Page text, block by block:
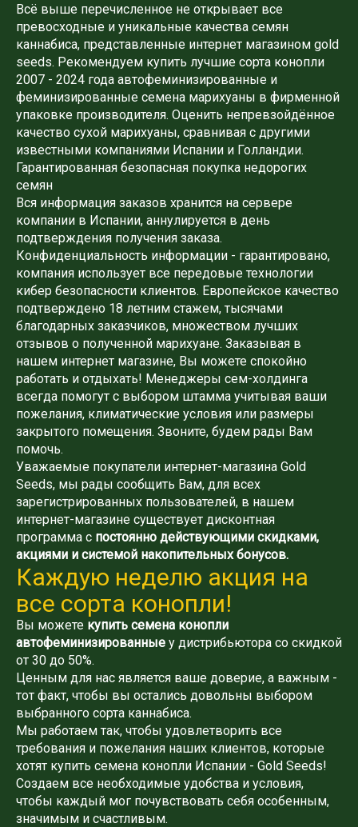
Всё выше перечисленное не открывает все
превосходные и уникальные качества семян
каннабиса, представленные интернет магазином gold
seeds. Рекомендуем купить лучшие сорта конопли
2007 - 2024 года автофеминизированные и
феминизированные семена марихуаны в фирменной
упаковке производителя. Оценить непревзойдённое
качество сухой марихуаны, сравнивая с другими
известными компаниями Испании и Голландии.
Гарантированная безопасная покупка недорогих
семян
Вся информация заказов хранится на сервере
компании в Испании, аннулируется в день
подтверждения получения заказа.
Конфиденциальность информации - гарантировано,
компания использует все передовые технологии
кибер безопасности клиентов. Европейское качество
подтверждено 18 летним стажем, тысячами
благодарных заказчиков, множеством лучших
отзывов о полученной марихуане. Заказывая в
нашем интернет магазине, Вы можете спокойно
работать и отдыхать! Менеджеры сем-холдинга
всегда помогут с выбором штамма учитывая ваши
пожелания, климатические условия или размеры
закрытого помещения. Звоните, будем рады Вам
помочь.
Уважаемые покупатели интернет-магазина Gold
Seeds, мы рады сообщить Вам, для всех
зарегистрированных пользователей, в нашем
интернет-магазине существует дисконтная
программа с постоянно действующими скидками,
акциями и системой накопительных бонусов.
Каждую неделю акция на
все сорта конопли!
Вы можете купить семена конопли
автофеминизированные у дистрибьютора со скидкой
от 30 до 50%.
Ценным для нас является ваше доверие, а важным -
тот факт, чтобы вы остались довольны выбором
выбранного сорта каннабиса.
Мы работаем так, чтобы удовлетворить все
требования и пожелания наших клиентов, которые
хотят купить семена конопли Испании - Gold Seeds!
Создаем все необходимые удобства и условия,
чтобы каждый мог почувствовать себя особенным,
значимым и счастливым.